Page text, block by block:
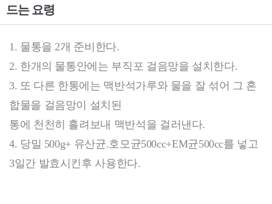
드는 요령
1. 물통을 2개 준비한다.
2. 한개의 물통안에는 부직포 걸음망을 설치한다.
3. 또 다른 한통에는 맥반석가루와 물을 잘 섞어 그 혼
합물을 걸음망이 설치된
통에 천천히 흘려보내 맥반석을 걸러낸다.
4. 당밀 500g+ 유산균.호모균500cc+EM균500cc를 넣고
3일간 발효시킨후 사용한다.